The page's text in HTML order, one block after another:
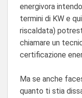
energivora
termini di KW e
riscaldata)
chiamare un
certificazione
Ma se anche
quanto ti stia